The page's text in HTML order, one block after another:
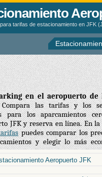
tarifas de estacionamiento en JFK
en el aeropuerto de
las tarifas y los
para los aparcamientos
JFK y reserva en línea. En la
puedes comparar los
y elegir lo más
ofrecen en general tarifas más
Aeropuerto JFK